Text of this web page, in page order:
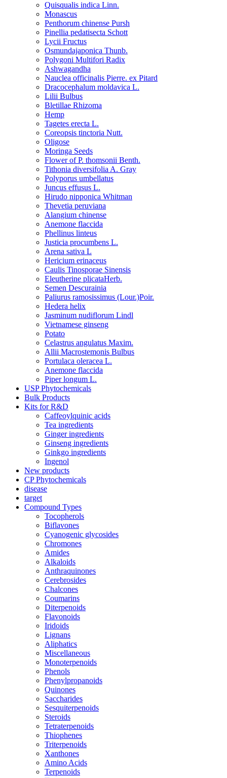
Quisqualis indica Linn.
Monascus
Penthorum chinense Pursh
Pinellia pedatisecta Schott
Lycii Fructus
Osmundajaponica Thunb.
Polygoni Multifori Radix
Ashwagandha
Nauclea officinalis Pierre. ex Pitard
Dracocephalum moldavica L.
Lilii Bulbus
Bletillae Rhizoma
Hemp
Tagetes erecta L.
Coreopsis tinctoria Nutt.
Oligose
Moringa Seeds
Flower of P. thomsonii Benth.
Tithonia diversifolia A. Gray
Polyporus umbellatus
Juncus effusus L.
Hirudo nipponica Whitman
Thevetia peruviana
Alangium chinense
Anemone flaccida
Phellinus linteus
Justicia procumbens L.
Arena sativa L
Hericium erinaceus
Caulis Tinosporae Sinensis
Eleutherine plicataHerb.
Semen Descurainia
Paliurus ramosissimus (Lour.)Poir.
Hedera helix
Jasminum nudiflorum Lindl
Vietnamese ginseng
Potato
Celastrus angulatus Maxim.
Allii Macrostemonis Bulbus
Portulaca oleracea L.
Anemone flaccida
Piper longum L.
USP Phytochemicals
Bulk Products
Kits for R&D
Caffeoylquinic acids
Tea ingredients
Ginger ingredients
Ginseng ingredients
Ginkgo ingredients
Ingenol
New products
CP Phytochemicals
disease
target
Compound Types
Tocopherols
Biflavones
Cyanogenic glycosides
Chromones
Amides
Alkaloids
Anthraquinones
Cerebrosides
Chalcones
Coumarins
Diterpenoids
Flavonoids
Iridoids
Lignans
Aliphatics
Miscellaneous
Monoterpenoids
Phenols
Phenylpropanoids
Quinones
Saccharides
Sesquiterpenoids
Steroids
Tetraterpenoids
Thiophenes
Triterpenoids
Xanthones
Amino Acids
Terpenoids